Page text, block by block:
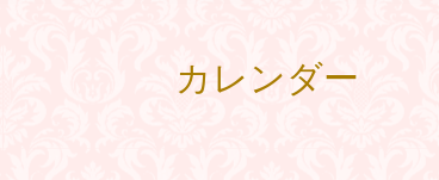
カレンダー